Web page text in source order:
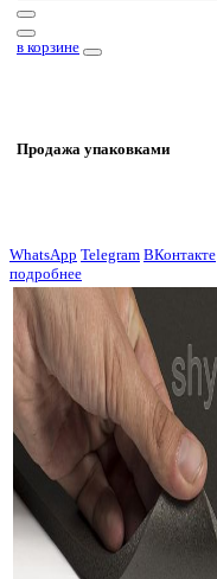
в корзине
Продажа упаковками
WhatsApp Telegram ВКонтакте
подробнее